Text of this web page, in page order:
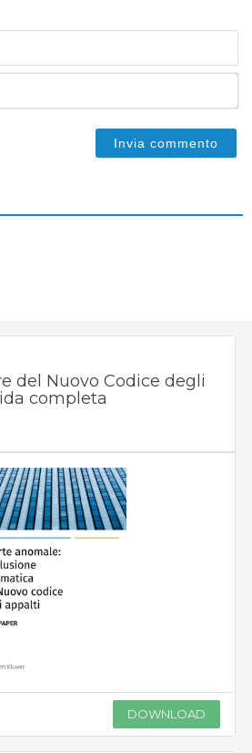
del Nuovo Codice degli
completa
DOWNLOAD